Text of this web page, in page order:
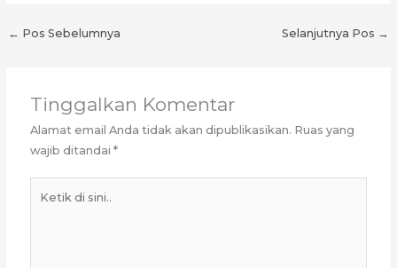
← Pos Sebelumnya Selanjutnya Pos →
Tinggalkan Komentar
Alamat email Anda tidak akan dipublikasikan. Ruas yang
wajib ditandai*